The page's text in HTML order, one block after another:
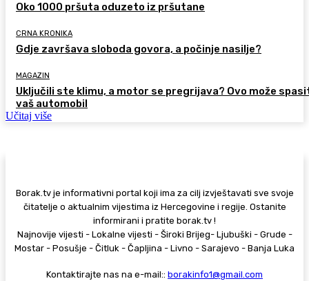
Oko 1000 pršuta oduzeto iz pršutane
CRNA KRONIKA
Gdje završava sloboda govora, a počinje nasilje?
MAGAZIN
Uključili ste klimu, a motor se pregrijava? Ovo može
vaš automobil
Učitaj više
Borak.tv je informativni portal koji ima za cilj izvještavati sve svoje
čitatelje o aktualnim vijestima iz Hercegovine i regije. Ostanite
informirani i pratite borak.tv !
Najnovije vijesti - Lokalne vijesti - Široki Brijeg- Ljubuški - Grude -
Mostar - Posušje - Čitluk - Čapljina - Livno - Sarajevo - Banja Luka
Kontaktirajte nas na e-mail:: borakinfo1@gmail.com